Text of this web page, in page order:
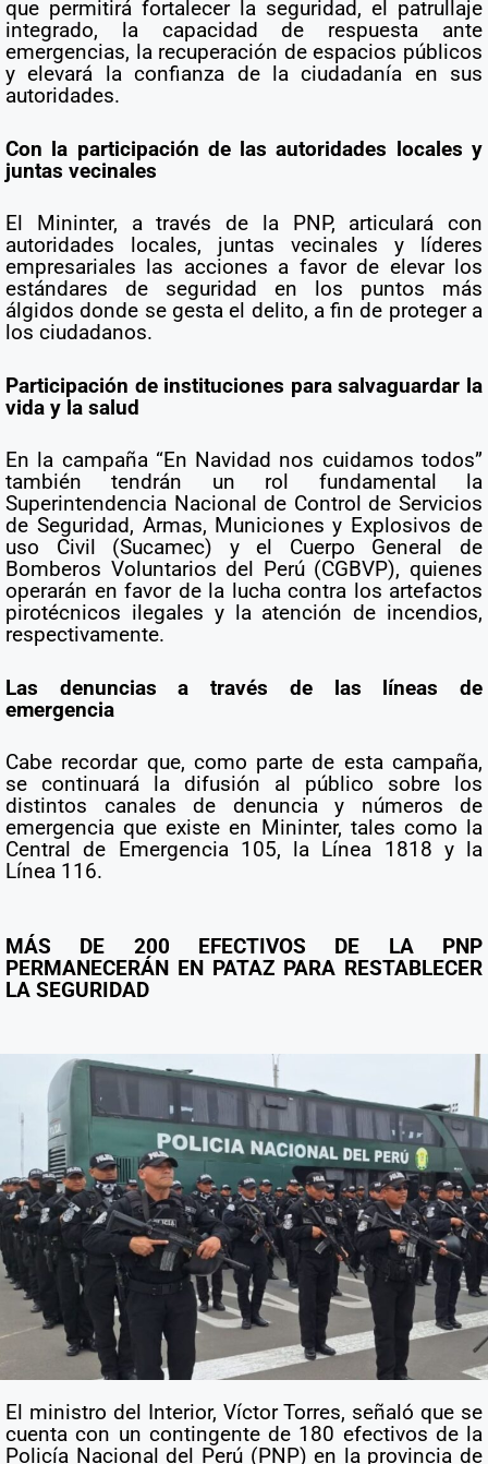
que permitirá fortalecer la seguridad, el patrullaje
integrado, la capacidad de respuesta ante
emergencias, la recuperación de espacios públicos
y elevará la confianza de la ciudadanía en sus
autoridades.
Con la participación de las autoridades locales y
juntas vecinales
El Mininter, a través de la PNP, articulará con
autoridades locales, juntas vecinales y líderes
empresariales las acciones a favor de elevar los
estándares de seguridad en los puntos más
álgidos donde se gesta el delito, a fin de proteger a
los ciudadanos.
Participación de instituciones para salvaguardar la
vida y la salud
En la campaña “En Navidad nos cuidamos todos”
también tendrán un rol fundamental la
Superintendencia Nacional de Control de Servicios
de Seguridad, Armas, Municiones y Explosivos de
uso Civil (Sucamec) y el Cuerpo General de
Bomberos Voluntarios del Perú (CGBVP), quienes
operarán en favor de la lucha contra los artefactos
pirotécnicos ilegales y la atención de incendios,
respectivamente.
Las denuncias a través de las líneas de
emergencia
Cabe recordar que, como parte de esta campaña,
se continuará la difusión al público sobre los
distintos canales de denuncia y números de
emergencia que existe en Mininter, tales como la
Central de Emergencia 105, la Línea 1818 y la
Línea 116.
MÁS DE 200 EFECTIVOS DE LA PNP
PERMANECERÁN EN PATAZ PARA RESTABLECER
LA SEGURIDAD
El ministro del Interior, Víctor Torres, señaló que se
cuenta con un contingente de 180 efectivos de la
Policía Nacional del Perú (PNP) en la provincia de